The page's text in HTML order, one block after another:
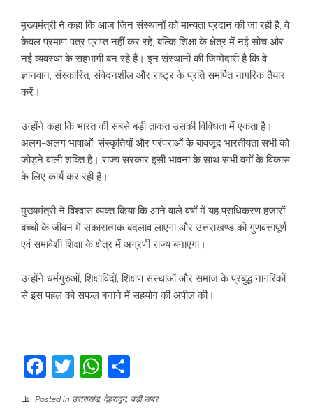
मुख्यमंत्री ने कहा कि आज जिन संस्थानों को मान्यता प्रदान की जा रही है, वे
केवल प्रमाण पत्र प्राप्त नहीं कर रहे, बल्कि शिक्षा के क्षेत्र में नई सोच और
नई व्यवस्था के सहभागी बन रहे हैं। इन संस्थानों की जिम्मेदारी है कि वे
ज्ञानवान, संस्कारित, संवेदनशील और राष्ट्र के प्रति समर्पित नागरिक तैयार
करें।
उन्होंने कहा कि भारत की सबसे बड़ी ताकत उसकी विविधता में एकता है।
अलग-अलग भाषाओं, संस्कृतियों और परंपराओं के बावजूद भारतीयता सभी को
जोड़ने वाली शक्ति है। राज्य सरकार इसी भावना के साथ सभी वर्गों के विकास
के लिए कार्य कर रही है।
मुख्यमंत्री ने विश्वास व्यक्त किया कि आने वाले वर्षों में यह प्राधिकरण हजारों
बच्चों के जीवन में सकारात्मक बदलाव लाएगा और उत्तराखण्ड को गुणवत्तापूर्ण
एवं समावेशी शिक्षा के क्षेत्र में अग्रणी राज्य बनाएगा।
उन्होंने धर्मगुरुओं, शिक्षाविदों, शिक्षण संस्थाओं और समाज के प्रबुद्ध नागरिकों
से इस पहल को सफल बनाने में सहयोग की अपील की।
Facebook
TwitterWhatsApp
Posted in उत्तराखंड, देहरादून, बड़ी खबर